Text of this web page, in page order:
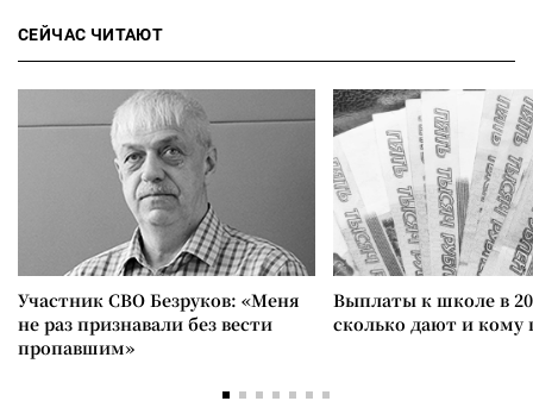
СЕЙЧАС ЧИТАЮТ
Участник СВО Безруков: «Меня
не раз признавали без вести
пропавшим»
Выплаты к школе в
сколько дают и